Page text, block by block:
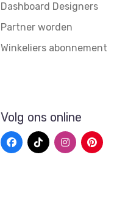
Dashboard Designers
Partner worden
Winkeliers abonnement
Volg ons online